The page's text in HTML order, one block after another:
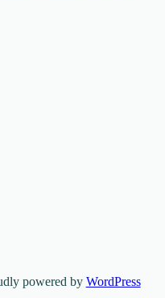
powered by WordPress